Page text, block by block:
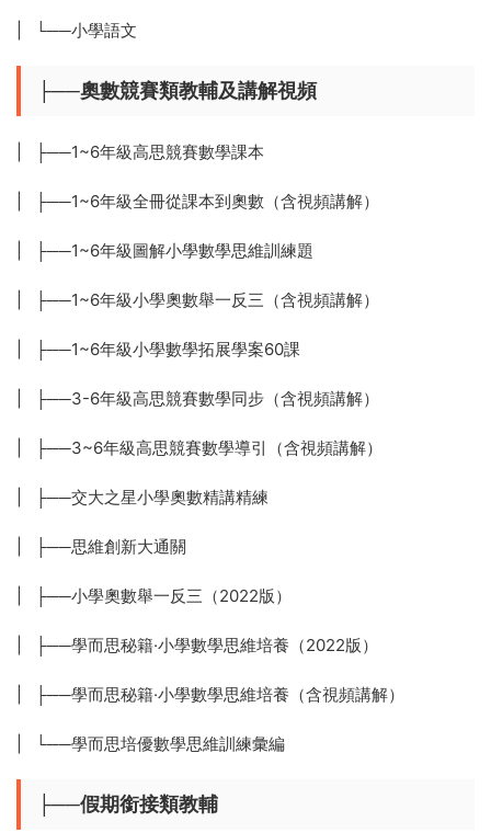
| └──小學語文
├──奧數競賽類教輔及講解視頻
| ├──1~6年級高思競賽數學課本
| ├──1~6年級全冊從課本到奧數（含視頻講解）
| ├──1~6年級圖解小學數學思維訓練題
| ├──1~6年級小學奧數舉一反三（含視頻講解）
| ├──1~6年級小學數學拓展學案60課
| ├──3-6年級高思競賽數學同步（含視頻講解）
| ├──3~6年級高思競賽數學導引（含視頻講解）
| ├──交大之星小學奧數精講精練
| ├──思維創新大通關
| ├──小學奧數舉一反三（2022版）
| ├──學而思秘籍·小學數學思維培養（2022版）
| ├──學而思秘籍·小學數學思維培養（含視頻講解）
| └──學而思培優數學思維訓練彙編
├──假期銜接類教輔